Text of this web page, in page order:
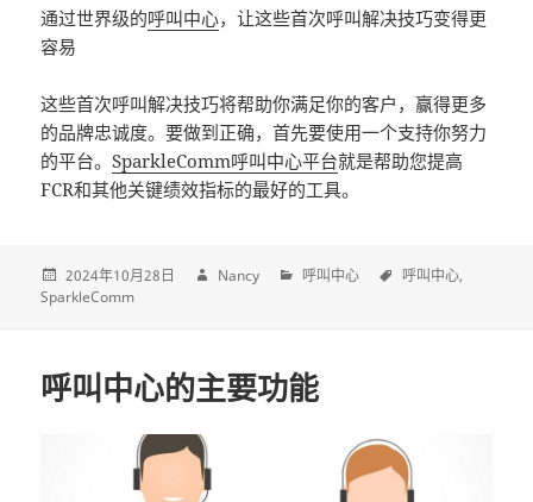
通过世界级的呼叫中心，让这些首次呼叫解决技巧变得更
容易
这些首次呼叫解决技巧将帮助你满足你的客户，赢得更多
的品牌忠诚度。要做到正确，首先要使用一个支持你努力
的平台。SparkleComm呼叫中心平台就是帮助您提高
FCR和其他关键绩效指标的最好的工具。
2024年10月28日 Nancy 呼叫中心
呼叫中心
SparkleComm
呼叫中心的主要功能